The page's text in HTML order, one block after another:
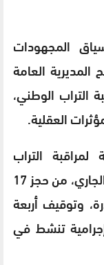
المجهودات
المديرية العامة
التراب الوطني،
العقلية.
التراب
الوطني، مساء اليوم الثلاثاء 11 مارس الجاري، من حجز 17
وتوقيف أربعة
تنشط في